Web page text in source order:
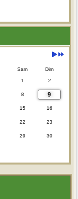
Sam Dim
1 2
8 9
15 16
22 23
29 30